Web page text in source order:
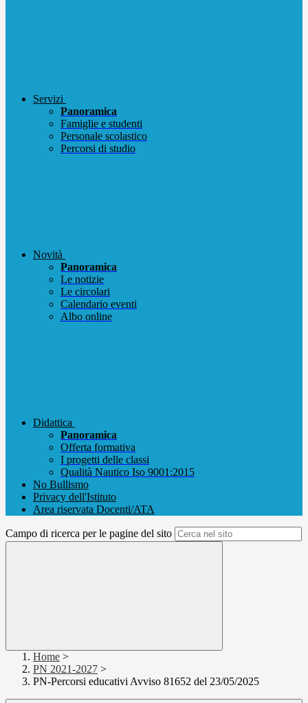
Servizi
Panoramica
Famiglie e studenti
Personale scolastico
Percorsi di studio
Novità
Panoramica
Le notizie
Le circolari
Calendario eventi
Albo online
Didattica
Panoramica
Offerta formativa
I progetti delle classi
Qualità Nautico Iso 9001:2015
No Bullismo
Privacy dell'Istituto
Area riservata Docenti/ATA
Campo di ricerca per le pagine del sito
Home >
PN 2021-2027 >
PN-Percorsi educativi Avviso 81652 del 23/05/2025